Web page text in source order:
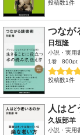
投稿数1件
つなが
日垣隆
小説・実用
1巻
800pt
投稿数1件
人はど
久坂部羊
小説・実用